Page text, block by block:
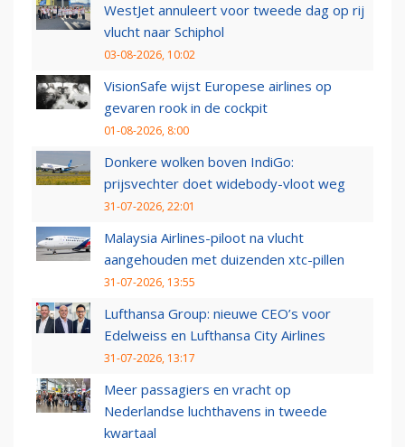
WestJet annuleert voor tweede dag op rij
vlucht naar Schiphol
03-08-2026, 10:02
VisionSafe wijst Europese airlines op
gevaren rook in de cockpit
01-08-2026, 8:00
Donkere wolken boven IndiGo:
prijsvechter doet widebody-vloot weg
31-07-2026, 22:01
Malaysia Airlines-piloot na vlucht
aangehouden met duizenden xtc-pillen
31-07-2026, 13:55
Lufthansa Group: nieuwe CEO’s voor
Edelweiss en Lufthansa City Airlines
31-07-2026, 13:17
Meer passagiers en vracht op
Nederlandse luchthavens in tweede
kwartaal